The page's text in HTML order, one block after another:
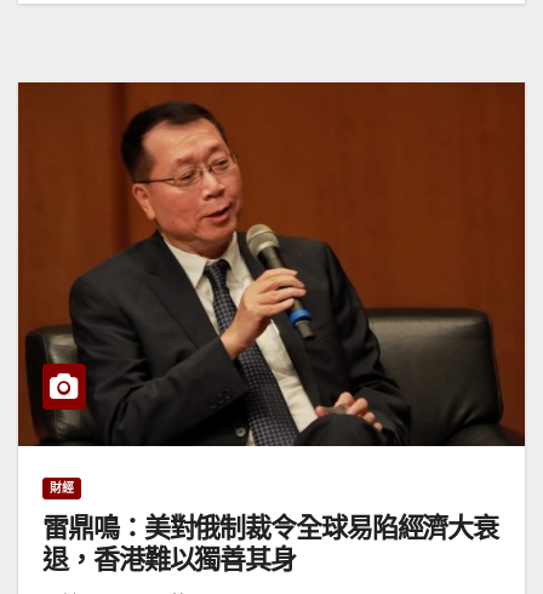
財經
雷鼎鳴：美對俄制裁令全球易陷經濟大衰
退，香港難以獨善其身